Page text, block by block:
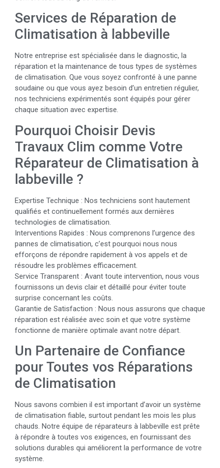
Services de Réparation de
Climatisation à labbeville
Notre entreprise est spécialisée dans le diagnostic, la
réparation et la maintenance de tous types de systèmes
de climatisation. Que vous soyez confronté à une panne
soudaine ou que vous ayez besoin d’un entretien régulier,
nos techniciens expérimentés sont équipés pour gérer
chaque situation avec expertise.
Pourquoi Choisir Devis
Travaux Clim comme Votre
Réparateur de Climatisation à
labbeville ?
Expertise Technique : Nos techniciens sont hautement
qualifiés et continuellement formés aux dernières
technologies de climatisation.
Interventions Rapides : Nous comprenons l’urgence des
pannes de climatisation, c’est pourquoi nous nous
efforçons de répondre rapidement à vos appels et de
résoudre les problèmes efficacement.
Service Transparent : Avant toute intervention, nous vous
fournissons un devis clair et détaillé pour éviter toute
surprise concernant les coûts.
Garantie de Satisfaction : Nous nous assurons que chaque
réparation est réalisée avec soin et que votre système
fonctionne de manière optimale avant notre départ.
Un Partenaire de Confiance
pour Toutes vos Réparations
de Climatisation
Nous savons combien il est important d’avoir un système
de climatisation fiable, surtout pendant les mois les plus
chauds. Notre équipe de réparateurs à labbeville est prête
à répondre à toutes vos exigences, en fournissant des
solutions durables qui améliorent la performance de votre
système.